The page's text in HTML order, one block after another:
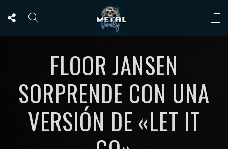
FLOOR JANSEN
SORPRENDE CON UNA
VERSIÓN DE «LET IT